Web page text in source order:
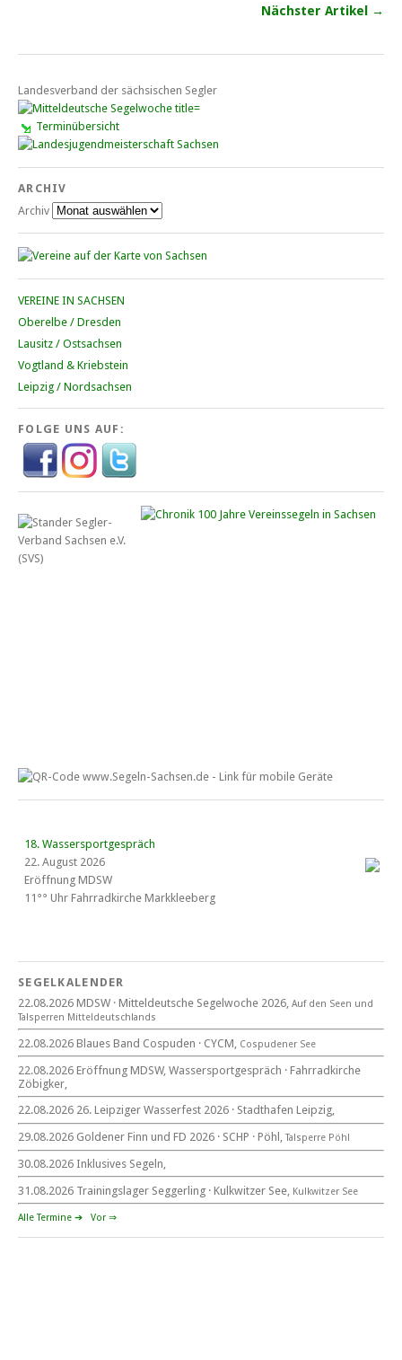
Nächster Artikel →
Landesverband der sächsischen Segler
Terminübersicht
ARCHIV
Archiv
VEREINE IN SACHSEN
Oberelbe / Dresden
Lausitz / Ostsachsen
Vogtland & Kriebstein
Leipzig / Nordsachsen
FOLGE UNS AUF:
18. Wassersportgespräch
22. August 2026
Eröffnung MDSW
11°° Uhr Fahrrad­kirche Markkleeberg
22. August 2026
für alle Segler am See
Mitteldeutsche Segelwoche
22. – 30. August 2026 in Sachsen · Thüringen · Sachsen Anhalt
Goldener Finn und FD 2026
29. – 30. August 2026
beim SCHP auf der Talsperre Pöhl
SEGELKALENDER
22.08.2026 MDSW · Mitteldeutsche Segelwoche 2026, Auf den Seen und
Tal­sperren Mittel­deut­sch­lands
22.08.2026 Blaues Band Cospuden · CYCM, Cospudener See
22.08.2026 Eröffnung MDSW, Wassersportgespräch · Fahrradkirche
Zöbigker,
22.08.2026 26. Leipziger Wasserfest 2026 · Stadthafen Leipzig,
29.08.2026 Goldener Finn und FD 2026 · SCHP · Pöhl, Talsperre Pöhl
30.08.2026 Inklusives Segeln,
31.08.2026 Trainingslager Seggerling · Kulkwitzer See, Kulkwitzer See
Alle Termine ➔ Vor ⇒